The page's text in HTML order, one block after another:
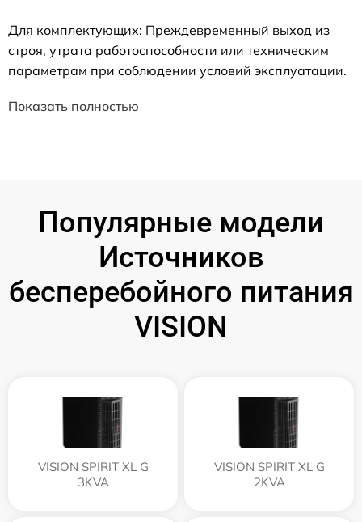
Для комплектующих: Преждевременный выход из
строя, утрата работоспособности или техническим
параметрам при соблюдении условий эксплуатации.
Показать полностью
Популярные модели
Источников
бесперебойного питания
VISION
VISION SPIRIT XL G
3KVA
VISION SPIRIT XL G
2KVA